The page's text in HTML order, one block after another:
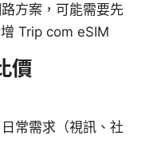
方案，可能需要先
Trip com eSIM
價
常需求（視訊、社